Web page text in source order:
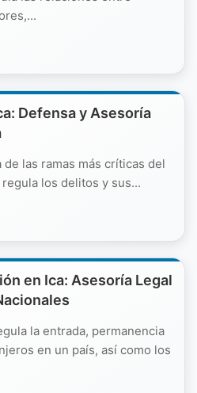
Defensa y Asesoría
las ramas más críticas del
los delitos y sus...
en Ica: Asesoría Legal
la entrada, permanencia
en un país, así como los